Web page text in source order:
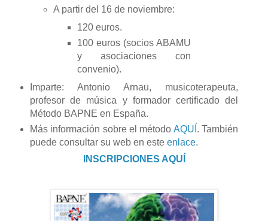
A partir del 16 de noviembre:
120 euros.
100 euros (socios ABAMU
y asociaciones con
convenio).
Imparte: Antonio Arnau, musicoterapeuta,
profesor de música y formador certificado del
Método BAPNE en España.
Más información sobre el método AQUÍ . También
puede consultar su web en este enlace.
INSCRIPCIONES AQUÍ